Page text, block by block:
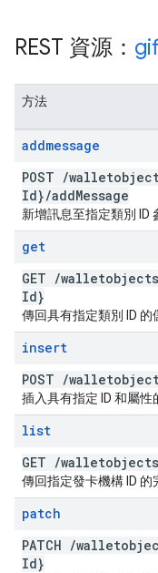
REST 資源：
方法
addmessage
POST /
Id}/addMessage
新增訊息至指定類別 ID
get
GET /walletobjects
Id}
傳回具有指定類別 ID 的
insert
POST /
插入具有指定 ID 和屬性
list
GET /walletobjects
傳回指定發卡機構 ID 的
patch
PATCH /
Id}